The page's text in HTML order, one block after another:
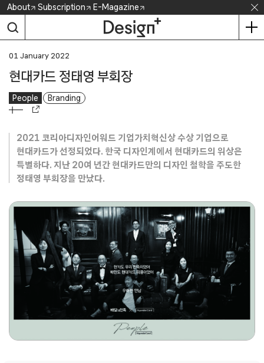
Skip
content
About Subscription E-Magazine
01 January 2022
현대카드 정태영 부회장
People Branding
2021 코리아디자인어워드 기업가치혁신상 수상 기업으로
현대카드가 선정되었다. 한국 디자인계에서 현대카드의 위상은
특별하다. 지난 20여 년간 현대카드만의 디자인 철학을 주도한
정태영 부회장을 만났다.